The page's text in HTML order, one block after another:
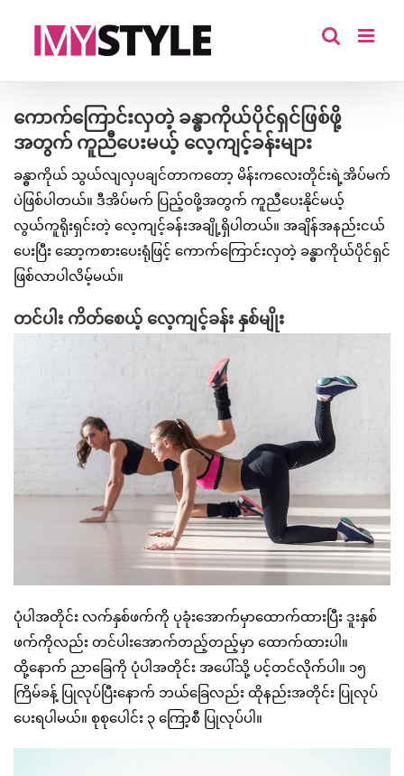
ကောက်ကြောင်းလှတဲ့ ခန္ဓာကိုယ်ပိုင်ရှင်ဖြစ်ဖို့
အတွက် ကူညီပေးမယ့် လေ့ကျင့်ခန်းများ
ခန္ဓာကိုယ် သွယ်လျလှပချင်တာကတော့ မိန်းကလေးတိုင်းရဲ့အိပ်မက်
ပဲဖြစ်ပါတယ်။ ဒီအိပ်မက် ပြည့်ဝဖို့အတွက် ကူညီပေးနိုင်မယ့်
လွယ်ကူရိုးရှင်းတဲ့ လေ့ကျင့်ခန်းအချို့ရှိပါတယ်။ အချိန်အနည်းငယ်
ပေးပြီး ဆော့ကစားပေးရုံဖြင့် ကောက်ကြောင်းလှတဲ့ ခန္ဓာကိုယ်ပိုင်ရှင်
ဖြစ်လာပါလိမ့်မယ်။
တင်ပါး ကိတ်စေယ့် လေ့ကျင့်ခန်း နှစ်မျိုး
ပုံပါအတိုင်း လက်နှစ်ဖက်ကို ပုခုံးအောက်မှာထောက်ထားပြီး ဒူးနှစ်
ဖက်ကိုလည်း တင်ပါးအောက်တည့်တည့်မှာ ထောက်ထားပါ။
ထို့နောက် ညာခြေကို ပုံပါအတိုင်း အပေါ်သို့ ပင့်တင်လိုက်ပါ။ ၁၅
ကြိမ်ခန့် ပြုလုပ်ပြီးနောက် ဘယ်ခြေလည်း ထိုနည်းအတိုင်း ပြုလုပ်
ပေးရပါမယ်။ စုစုပေါင်း ၃ ကြော့စီ ပြုလုပ်ပါ။